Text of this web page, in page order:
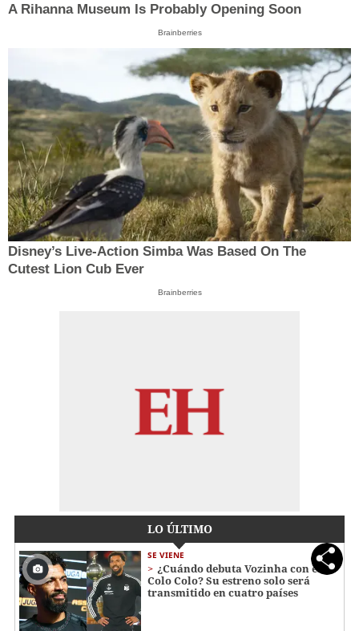
A Rihanna Museum Is Probably Opening Soon
Brainberries
Disney’s Live-Action Simba Was Based On The
Cutest Lion Cub Ever
Brainberries
LO ÚLTIMO
SE VIENE
¿Cuándo debuta Vozinha con el
Colo Colo? Su estreno solo será
transmitido en cuatro países